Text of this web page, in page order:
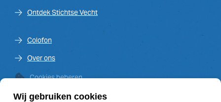
Wij gebruiken cookies
Ontdek Stichtse Vecht
Colofon
Over ons
Cookies beheren